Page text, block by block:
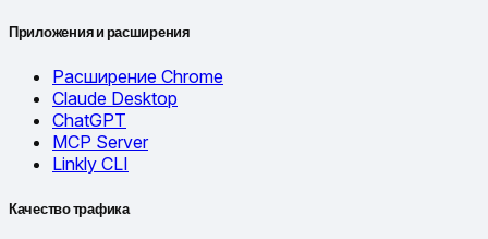
Приложения и расширения
Расширение Chrome
Claude Desktop
ChatGPT
MCP Server
Linkly CLI
Качество трафика